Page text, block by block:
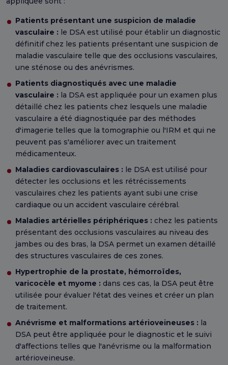
Patients présentant une suspicion de maladie
vasculaire : le DSA est utilisé pour établir un diagnostic
définitif chez les patients présentant une suspicion de
maladie vasculaire telle que des occlusions vasculaires,
une sténose ou des anévrismes.
Patients diagnostiqués avec une maladie
vasculaire : la DSA est appliquée pour un examen plus
détaillé chez les patients chez lesquels une maladie
vasculaire a été diagnostiquée par des méthodes
d'imagerie telles que la tomographie ou l'IRM et qui ne
peuvent pas s'améliorer avec un traitement
médicamenteux.
Maladies cardiovasculaires : le DSA est utilisé pour
détecter les occlusions et les rétrécissements
vasculaires chez les patients ayant subi une crise
cardiaque ou un accident vasculaire cérébral.
Maladies artérielles périphériques : chez les patients
présentant des occlusions vasculaires au niveau des
jambes ou des bras, la DSA permet un examen détaillé
des structures vasculaires de ces zones.
Hypertrophie de la prostate, hémorroïdes,
varicocèle et myome : dans ces cas, la DSA peut être
utilisée pour évaluer l'état des veines et créer un plan
de traitement.
Anévrisme et malformations artérioveineuses : la
DSA peut être appliquée pour le diagnostic et le suivi
d'affections telles que l'anévrisme ou la malformation
artérioveineuse.